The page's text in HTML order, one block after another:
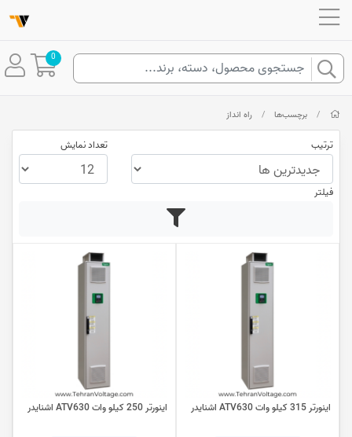
0
/ برچسب‌ها / راه انداز
ترتیب تعداد نمایش
فیلتر
اینورتر 315 کيلو وات ATV630 اشنایدر اینورتر 250 کيلو وات ATV630 اشنایدر